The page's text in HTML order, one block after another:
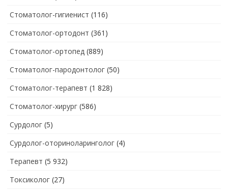
Стоматолог-гигиенист (116)
Стоматолог-ортодонт (361)
Стоматолог-ортопед (889)
Стоматолог-пародонтолог (50)
Стоматолог-терапевт (1 828)
Стоматолог-хирург (586)
Сурдолог (5)
Сурдолог-оториноларинголог (4)
Терапевт (5 932)
Токсиколог (27)